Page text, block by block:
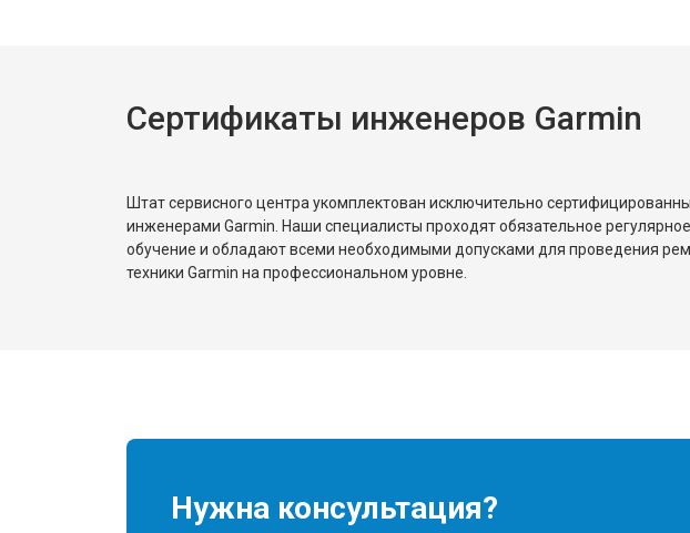
Сертификаты инженеров Garmin
Штат сервисного центра укомплектован исключительно
инженерами Garmin. Наши специалисты проходят обязательное регулярное
обучение и обладают всеми необходимыми допусками для проведения
техники Garmin на профессиональном уровне.
Нужна консультация?